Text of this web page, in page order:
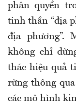
phân quyền
tinh thần “địa
địa phương”.
không chỉ
thác hiệu quả
rừng thông
các mô hình